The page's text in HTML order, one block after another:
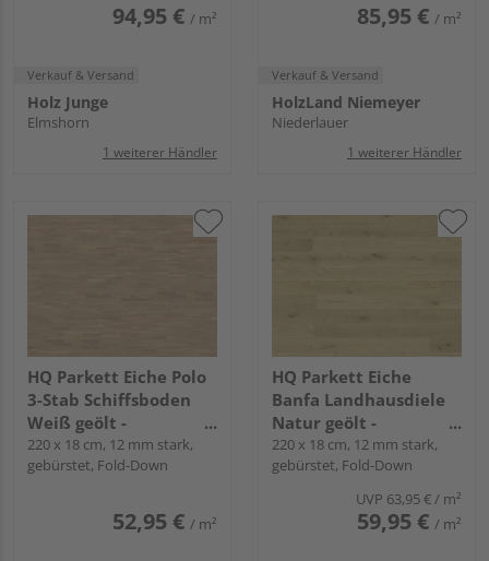
94,95 € / m²
Verkauf & Versand
Holz Junge
Elmshorn
1 weiterer Händler
85,95 € / m²
Verkauf & Versand
HolzLand Niemeyer
Niederlauer
1 weiterer Händler
HQ Parkett Eiche Polo
3-Stab Schiffsboden
Weiß geölt -
Schiffsboden 2.5
220 x 18 cm, 12 mm stark,
gebürstet, Fold-Down
52,95 € / m²
HQ Parkett Eiche
Banfa Landhausdiele
Natur geölt -
Landhausdiele 2.5
220 x 18 cm, 12 mm stark,
gebürstet, Fold-Down
UVP 63,95 €/ m²
59,95 € / m²